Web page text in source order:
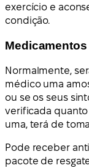
exercício e
condição.
Normalmente,
médico uma
ou se os seus
verificada quanto
uma, terá de
Pode receber
pacote de